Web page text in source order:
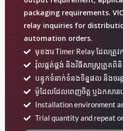
packaging requirements.
relay inquiries for
automation orders.
មុខងារ Timer Relay ដែលត្រូវក
វ៉ុលផ្គត់ផ្គង់ និងវិធីសាស្ត្រត្រួតពិនិ
បន្ទុកទំនាក់ទំនងទិន្នផល និងចរន្
ម៉ូដែលដែលពេញចិត្ត ឬឯកសា
Installation environment
Trial quantity and repeat